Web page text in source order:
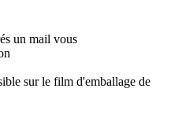
un mail vous
sur le film d'emballage de